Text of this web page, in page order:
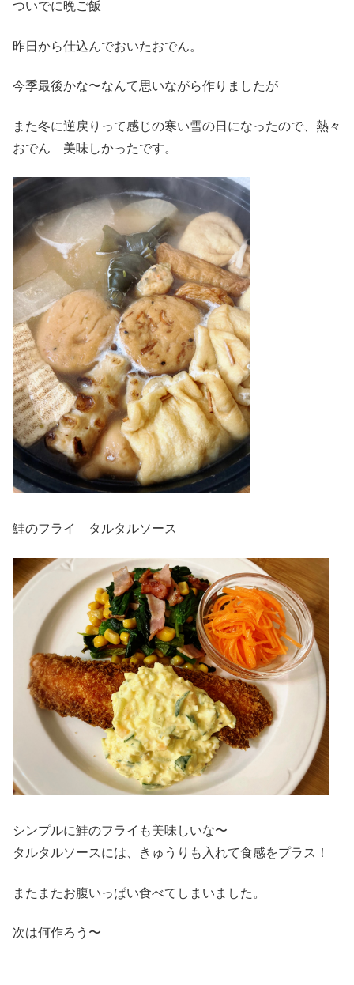
ついでに晩ご飯
昨日から仕込んでおいたおでん。
今季最後かな〜なんて思いながら作りましたが
また冬に逆戻りって感じの寒い雪の日になったので、熱々
おでん 美味しかったです。
鮭のフライ タルタルソース
シンプルに鮭のフライも美味しいな〜
タルタルソースには、きゅうりも入れて食感をプラス！
またまたお腹いっぱい食べてしまいました。
次は何作ろう〜